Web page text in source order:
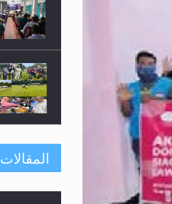
المقالات